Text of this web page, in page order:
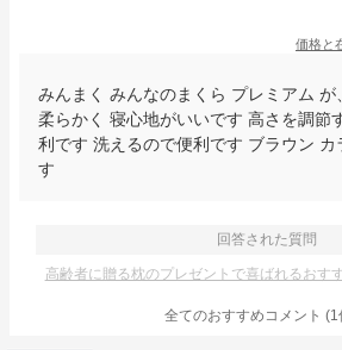
価格と
みんまく みんなのまくら プレミアム が
柔らかく 寝心地がいいです 高さを調節
利です 洗えるので便利です ブラウン
す
回答された質問
高齢者に贈る枕のプレゼントで喜ばれるおす
全てのおすすめコメント (1